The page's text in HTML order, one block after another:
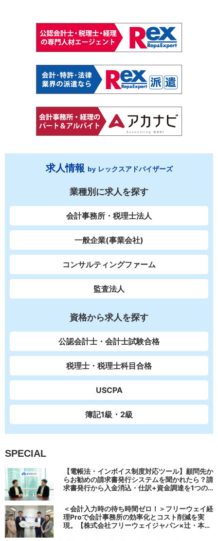
求人情報 by レックスアドバイザーズ
業種別に求人を探す
会計事務所・税理士法人
一般企業(事業会社)
コンサルティングファーム
監査法人
資格から求人を探す
公認会計士・会計士試験合格
税理士・税理士科目合格
USCPA
簿記1級・2級
SPECIAL
【電帳法・インボイス制度対応ツール】顧問先か
らお勧めの請求書発行システムを聞かれたら？請
求書発行から入金消込・仕訳+資金調達を1つの
＜会計入力時の待ち時間ゼロ！＞フリーウェイ経
理Proで会計事務所の効率化とコスト削減を実
現。【株式会社フリーウェイジャパン×辻・本郷